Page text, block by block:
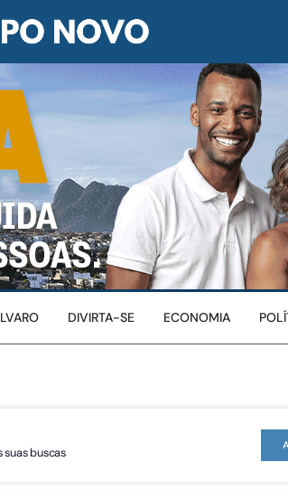
DIVIRTA-SE ECONOMIA
suas buscas